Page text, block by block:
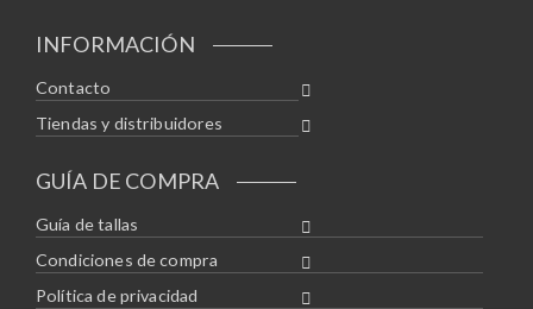
INFORMACIÓN
Contacto
Tiendas y distribuidores
GUÍA DE COMPRA
Guía de tallas
Condiciones de compra
Política de privacidad